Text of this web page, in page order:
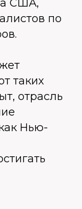
США,
по
таких
отрасль
Нью-